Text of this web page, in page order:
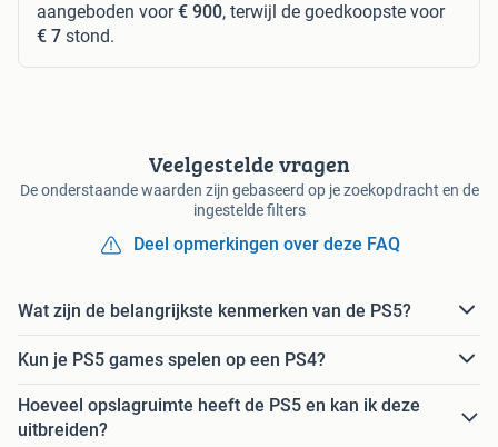
aangeboden voor€ 900, terwijl de goedkoopste voor
€ 7 stond.
Veelgestelde vragen
De onderstaande waarden zijn gebaseerd op je zoekopdracht en de
ingestelde filters
Deel opmerkingen over deze FAQ
Wat zijn de belangrijkste kenmerken van de PS5?
Kun je PS5 games spelen op een PS4?
Hoeveel opslagruimte heeft de PS5 en kan ik deze
uitbreiden?